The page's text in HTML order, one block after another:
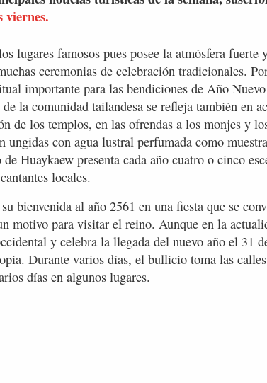
viernes.
lugares famosos pues posee la atmósfera fuerte
ceremonias de celebración tradicionales.
importante para las bendiciones de Año
la comunidad tailandesa se refleja también en
de los templos, en las ofrendas a los monjes y
ungidas con agua lustral perfumada como
Huaykaew presenta cada año cuatro o cinco
locales.
bienvenida al año 2561 en una fiesta que se
motivo para visitar el reino. Aunque en la
y celebra la llegada del nuevo año el 31
Durante varios días, el bullicio toma las
días en algunos lugares.